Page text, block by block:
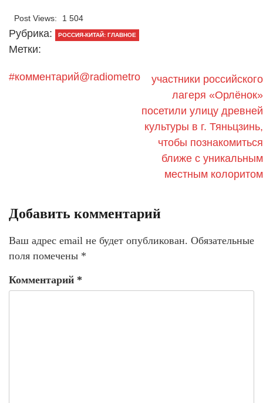
Post Views: 1 504
Рубрика: РОССИЯ-КИТАЙ: ГЛАВНОЕ
Метки:
#комментарий@radiometro
участники российского
лагеря «Орлёнок»
посетили улицу древней
культуры в г. Тяньцзинь,
чтобы познакомиться
ближе с уникальным
местным колоритом
Добавить комментарий
Ваш адрес email не будет опубликован. Обязательные
поля помечены *
Комментарий *